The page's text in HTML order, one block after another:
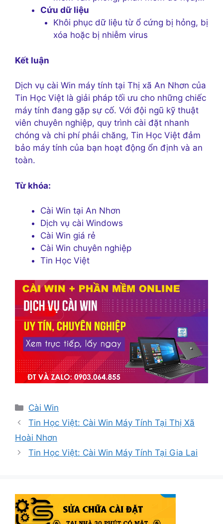
Cứu dữ liệu
Khôi phục dữ liệu từ ổ cứng bị hỏng, bị
xóa hoặc bị nhiễm virus
Kết luận
Dịch vụ cài Win máy tính tại Thị xã An Nhơn của
Tin Học Việt là giải pháp tối ưu cho những chiếc
máy tính đang gặp sự cố. Với đội ngũ kỹ thuật
viên chuyên nghiệp, quy trình cài đặt nhanh
chóng và chi phí phải chăng, Tin Học Việt đảm
bảo máy tính của bạn hoạt động ổn định và an
toàn.
Từ khóa:
Cài Win tại An Nhơn
Dịch vụ cài Windows
Cài Win giá rẻ
Cài Win chuyên nghiệp
Tin Học Việt
Danh
mục
Cài Win
Tin Học Việt: Cài Win Máy Tính Tại Thị Xã
Hoài Nhơn
Tin Học Việt: Cài Win Máy Tính Tại Gia Lai